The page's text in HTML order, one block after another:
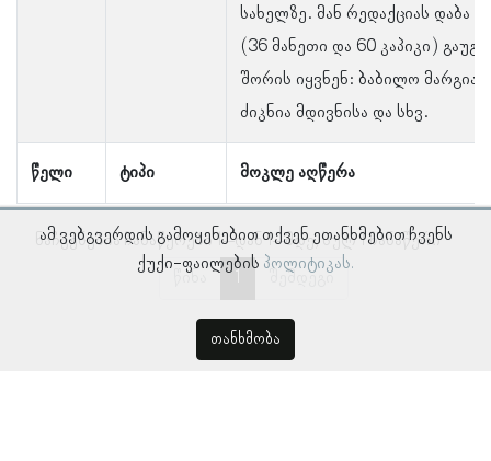
წელი ტიპი მოკლე აღწერა
სახელზე. მან რედაქციას დაბა
(36 მანეთი და 60 კაპიკი)
შორის იყვნენ: ბაბილო
ძიკნია მდივნისა და სხვ.
ნაჩვენებია ჩანაწერები 1–დან 1–მდე, სულ 1 ჩანაწერი
წინა
შემდეგი
ამ ვებგვერდის გამოყენებით თქვენ ეთანხმებით ჩვენს
ქუქი-ფაილების პოლიტიკას.
თანხმობა